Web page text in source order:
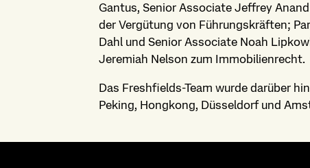
Gantus, Senior Associate Jeffrey
der Vergütung von Führungskräften;
Dahl und Senior Associate Noah
Jeremiah Nelson zum Immobilienrecht.
Das Freshfields-Team wurde darüber
Peking, Hongkong, Düsseldorf und